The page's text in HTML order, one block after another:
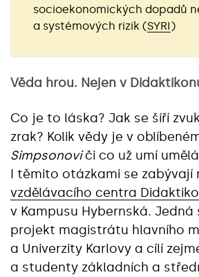
socioekonomických dopadů
a systémových rizik (SYRI)
Věda hrou. Nejen v
Co je to láska? Jak se šíří
zrak? Kolik vědy je v
Simpsonoviči co už umí
I těmito otázkami se zabývají
vzdělávacího centra
v Kampusu Hybernská. Jedná
projekt magistrátu hlavního
a Univerzity Karlovy a cílí
a studenty základních a